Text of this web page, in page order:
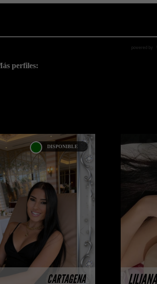
perfiles:
CARTAGENA
DISPONIBLE
NUEVA
pertenece a
Privado Platinum.
de modelos con un
y perform ...
LILIANA